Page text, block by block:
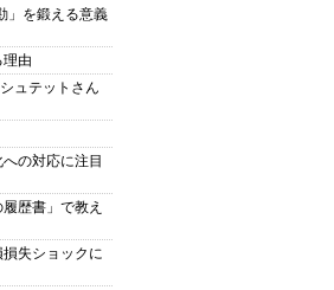
」を鍛える意義
由
ュテットさん
の対応に注目
歴書」で教え
失ショックに